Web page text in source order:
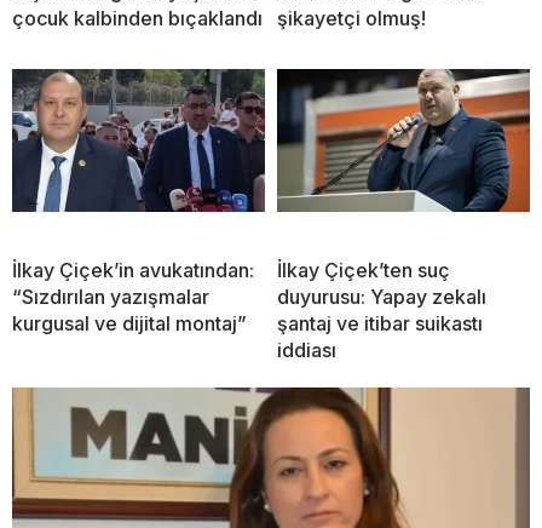
çocuk kalbinden bıçaklandı
şikayetçi olmuş!
İlkay Çiçek’in avukatından:
“Sızdırılan yazışmalar
kurgusal ve dijital montaj”
İlkay Çiçek’ten suç
duyurusu: Yapay zekalı
şantaj ve itibar suikastı
iddiası